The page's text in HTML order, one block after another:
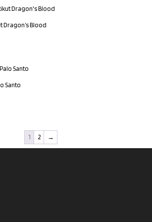
€.
Dragon’s Blood
Santo
1 2 →